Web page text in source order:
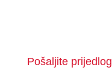
Pošaljite prijedlog